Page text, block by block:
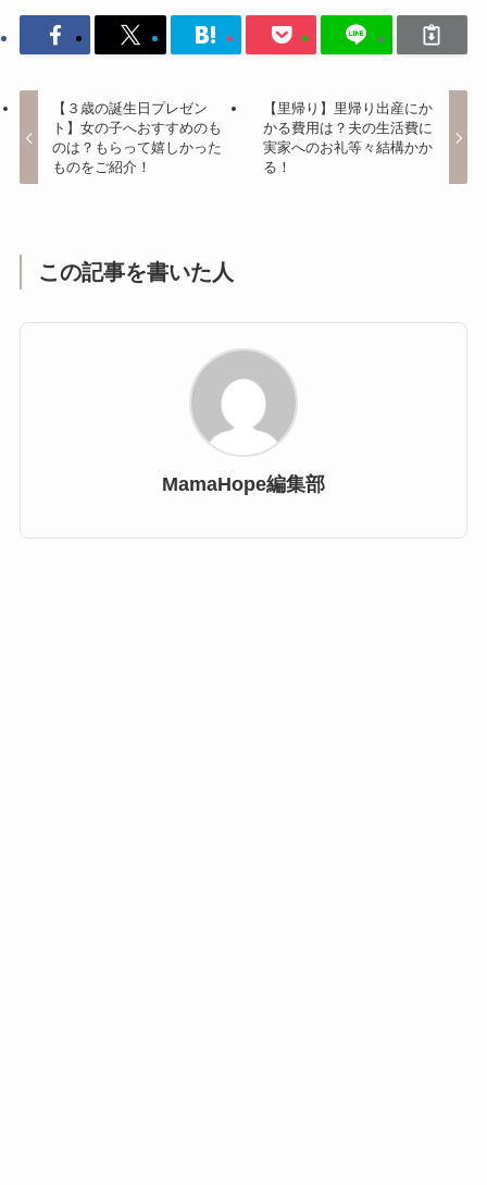
【３歳の誕生日プレゼン
ト】女の子へおすすめのも
のは？もらって嬉しかった
ものをご紹介！
【里帰り】里帰り出産にか
かる費用は？夫の生活費に
実家へのお礼等々結構かか
る！
この記事を書いた人
MamaHope編集部